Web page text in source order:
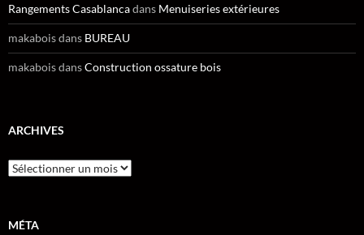
Rangements Casablancadans Menuiseries extérieures
makaboisdans BUREAU
makaboisdansConstruction ossature bois
ARCHIVES
Archives
MÉTA